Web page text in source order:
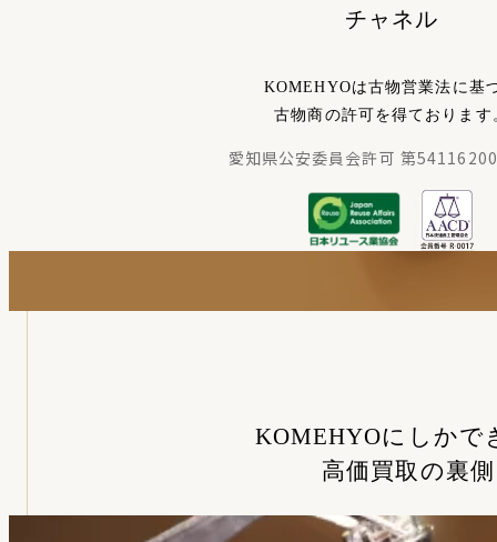
チャネル
KOMEHYOは古物営業法に基
古物商の許可を得ております
愛知県公安委員会許可 第
KOMEHYOにしかで
高価買取の裏側